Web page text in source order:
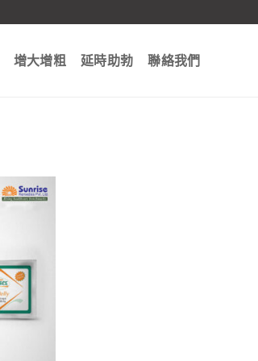
增大增粗 延時助勃 聯絡我們